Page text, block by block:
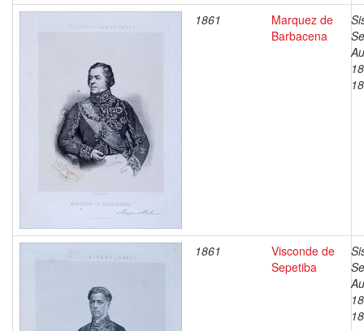
1861
Marquez de
Barbacena
1861
Visconde de
Sepetiba